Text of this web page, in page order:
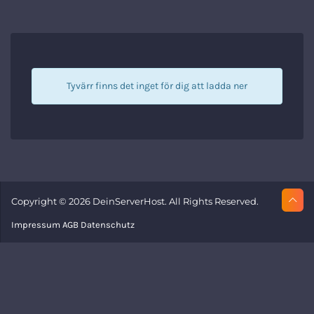
Tyvärr finns det inget för dig att ladda ner
Copyright © 2026 DeinServerHost. All Rights Reserved.
Impressum AGB Datenschutz